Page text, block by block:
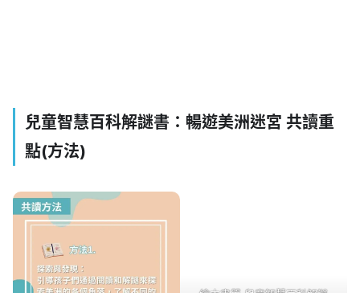
兒童智慧百科解謎書：暢遊美洲迷宮 共讀重
點(方法)